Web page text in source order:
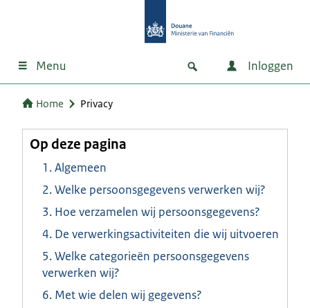
Menu Inloggen
Home Privacy
Op deze pagina
1. Algemeen
2. Welke persoonsgegevens verwerken wij?
3. Hoe verzamelen wij persoonsgegevens?
4. De verwerkingsactiviteiten die wij uitvoeren
5. Welke categorieën persoonsgegevens
verwerken wij?
6. Met wie delen wij gegevens?